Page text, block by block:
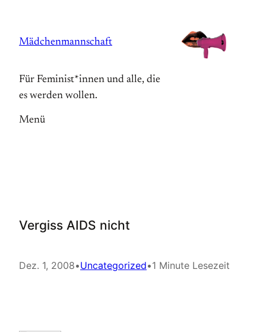
springen
Mädchenmannschaft
Für Feminist*innen und alle, die
es werden wollen.
Menü
Vergiss AIDS nicht
Dez. 1, 2008•Uncategorized•1 Minute Lesezeit